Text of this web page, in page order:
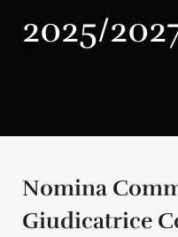
2025/
Nomina
Giudicatrice